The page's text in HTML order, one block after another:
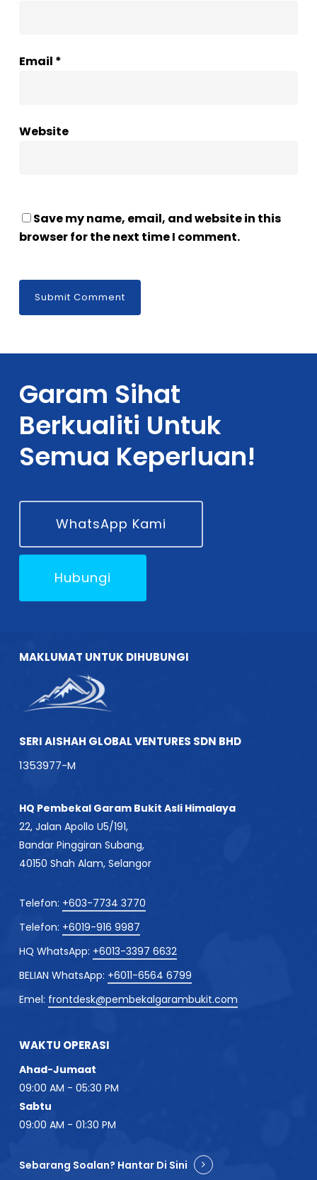
Email *
Website
Save my name, email, and website in this
browser for the next time I comment.
Garam Sihat
Berkualiti Untuk
Semua Keperluan!
WhatsApp Kami
Hubungi
MAKLUMAT UNTUK DIHUBUNGI
SERI AISHAH GLOBAL VENTURES SDN BHD
1353977-M
HQ Pembekal Garam Bukit Asli Himalaya
22, Jalan Apollo U5/191,
Bandar Pinggiran Subang,
40150 Shah Alam, Selangor
Telefon: +603-7734 3770
Telefon: +6019-916 9987
HQ WhatsApp: +6013-3397 6632
BELIAN WhatsApp: +6011-6564 6799
Emel: frontdesk@pembekalgarambukit.com
WAKTU OPERASI
Ahad-Jumaat
09:00 AM - 05:30 PM
Sabtu
09:00 AM - 01:30 PM
Sebarang Soalan? Hantar Di Sini